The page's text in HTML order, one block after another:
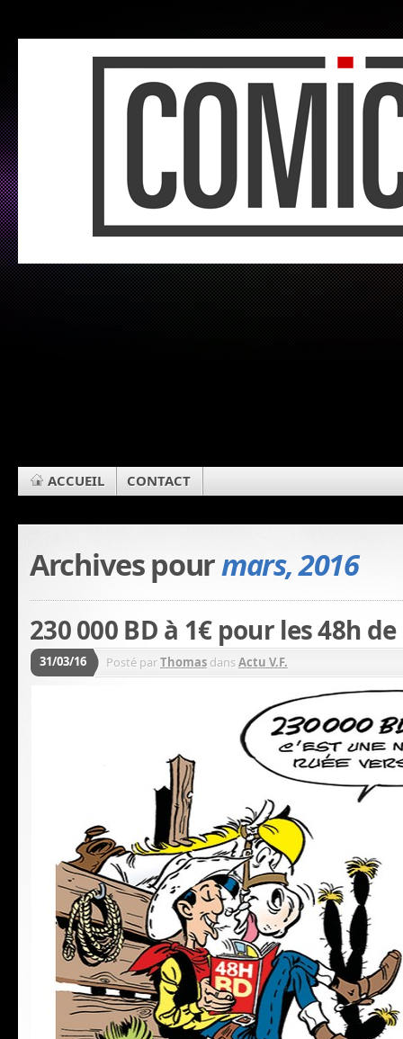
ACCUEIL CONTACT
Archives pourmars, 2016
230 000 BD à 1€ pour les 48h de
31/03/16 Posté parThomas dansActu V.F.